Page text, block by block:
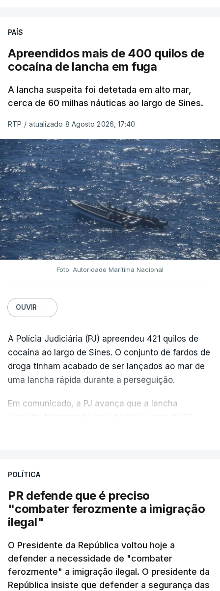
PAÍS
Apreendidos mais de 400 quilos de
cocaína de lancha em fuga
A lancha suspeita foi detetada em alto mar,
cerca de 60 milhas náuticas ao largo de Sines.
RTP / atualizado 8 Agosto 2026, 17:40
Foto: Autoridade Marítima Nacional
OUVIR
A Polícia Judiciária (PJ) apreendeu 421 quilos de
cocaína ao largo de Sines. O conjunto de fardos de
droga tinham acabado de ser lançados ao mar de
uma lancha rápida durante a perseguição.
Em comunicado, a PJ avança que a lancha
desencadeando uma ação de prevenção
articulação com a Marinha, a Autoridade Marítima
Nacional e a Força Aérea.
apreendida mais cocaína até ao momento de que
em todo o ano de 2025.
A ação de prevenção visa a deteção em alto mar
POLÍTICA
PR defende que é preciso
"combater ferozmente a imigração
ilegal"
O Presidente da República voltou hoje a
defender a necessidade de "combater
ferozmente" a imigração ilegal. O presidente da
República insiste que defender a segurança das